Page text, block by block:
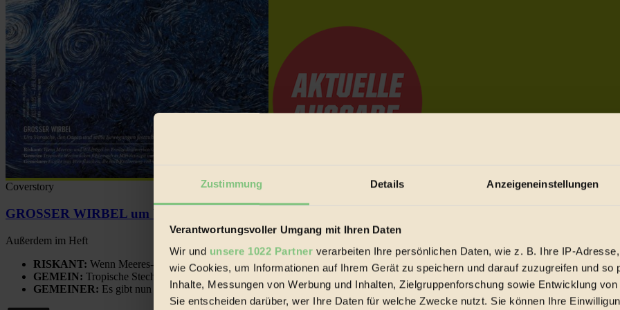
Zustimmung Details Anzeigeneinstellungen
Verantwortungsvoller Umgang mit Ihren Daten
Wir und unsere 1022 Partner verarbeiten Ihre persönlichen Daten, wie z. B. Ihre IP-
wie Cookies, um Informationen auf Ihrem Gerät zu speichern und darauf zuzugreifen und so
Inhalte, Messungen von Werbung und Inhalten, Zielgruppenforschung sowie Entwicklung
Sie entscheiden darüber, wer Ihre Daten für welche Zwecke nutzt. Sie können Ihre
Coverstory
GROSSER WIRBEL um Versuche, den Ozean und seine Bewegungen festzuhalten.
Außerdem im Heft
RISKANT: Wenn Meeres- und Wildvögel im Freilandhühnerbetrieb vorbeischauen.
GEMEIN: Tropische Stechmücken fühlen sich in Mitteleuropa inziwschen oft zu Hause.
GEMEINER: Es gibt nun Weinflaschen, die nach Entleerung voll wieder zu dir zurückkommen.